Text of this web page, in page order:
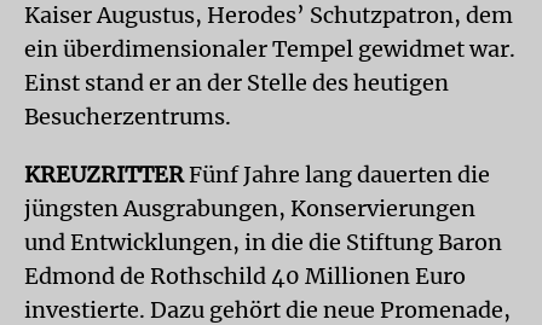
Kaiser Augustus, Herodes’ Schutzpatron, dem
ein überdimensionaler Tempel gewidmet war.
Einst stand er an der Stelle des heutigen
Besucherzentrums.
KREUZRITTERFünf Jahre lang dauerten die
jüngsten Ausgrabungen, Konservierungen
und Entwicklungen, in die die Stiftung Baron
Edmond de Rothschild 40 Millionen Euro
investierte. Dazu gehört die neue Promenade,